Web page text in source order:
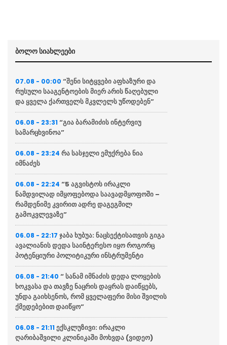
ბოლო სიახლეები
07.08 - 00:00 “შენი სიტყვები აფხაზური და
რუსული სააგენტოების მიერ არის წაღებული
და ყველა ქართველს მკვლელს უწოდებენ”
06.08 - 23:31 “გია ბარამიძის ინტერვიუ
სამარცხვინოა”
06.08 - 23:24 რა სასჯელი ემუქრება ნია
იმნაძეს
06.08 - 22:24 “5 აგვისტოს ირაკლი
ნამდვილად იმყოფებოდა საავადმყოფოში –
რამდენიმე კვირით ადრე დაგეგმილ
გამოკვლევაზე”
06.08 - 22:17 ჯაბა ხუბუა: ნაცსექტისათვის გიგა
ავალიანის დედა საინტერესო იყო როგორც
პოტენციური პოლიტიკური ინსტრუმენტი
06.08 - 21:40 “ სანამ იმნაძის დედა ლოყების
ხოკვასა და თავზე ნაცრის დაყრას დაიწყებს,
უნდა გაიხსენოს, რომ ყველაფერი მისი შვილის
ქმედებებით დაიწყო”
06.08 - 21:11 ექსკლუზივი: ირაკლი
ღარიბაშვილი კლინიკაში მოხვდა (ვიდეო)